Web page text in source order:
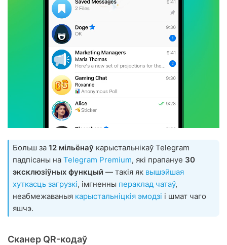
Больш за 12 мільёнаў карыстальнікаў Telegram
падпісаны на Telegram Premium, які прапануе 30
эксклюзіўных функцый — такія як вышэйшая
хуткасць загрузкі, імгненны пераклад чатаў,
неабмежаваныя карыстальніцкія эмодзі і шмат чаго
яшчэ.
Сканер QR-кодаў